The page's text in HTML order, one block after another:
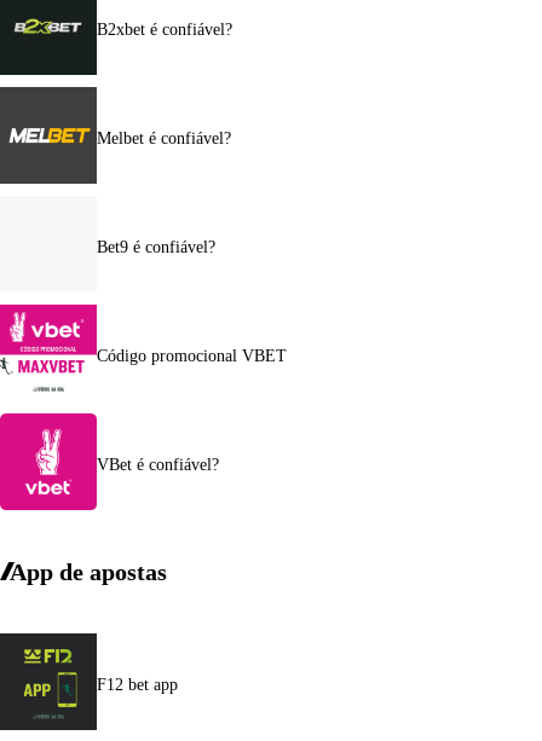
B2xbet é confiável?
Melbet é confiável?
Bet9 é confiável?
Código promocional VBET
VBet é confiável?
App de apostas
F12 bet app